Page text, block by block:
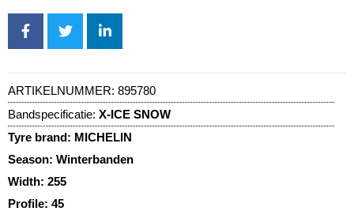
ARTIKELNUMMER: 895780
Bandspecificatie: X-ICE SNOW
Tyre brand: MICHELIN
Season: Winterbanden
Width: 255
Profile: 45